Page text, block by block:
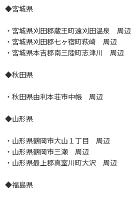
◆宮城県
・宮城県刈田郡蔵王町遠刈田温泉 周辺
・宮城県刈田郡七ヶ宿町萩崎 周辺
・宮城県本吉郡南三陸町志津川 周辺
◆秋田県
・秋田県由利本荘市中帳 周辺
◆山形県
・山形県鶴岡市大山１丁目 周辺
・山形県鶴岡市三瀬 周辺
・山形県最上郡真室川町大沢 周辺
◆福島県